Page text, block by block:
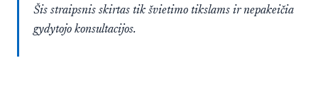
Šis straipsnis skirtas tik švietimo tikslams ir nepakeičia
gydytojo konsultacijos.